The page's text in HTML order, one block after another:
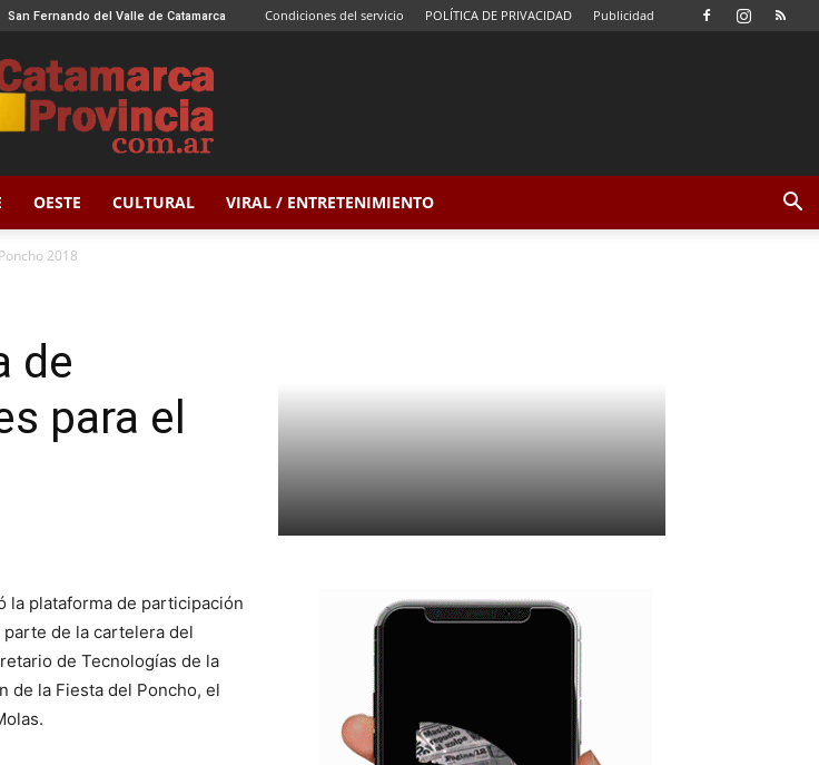
San Fernando del Valle de Catamarca Condiciones del servicio POLÍTICA DE PRIVACIDAD Publicidad
Catamarca
Provincia
OESTE CULTURAL VIRAL / ENTRETENIMIENTO
2018
de
para el
la plataforma de participación
de la cartelera del
de Tecnologías de la
de la Fiesta del Poncho, el